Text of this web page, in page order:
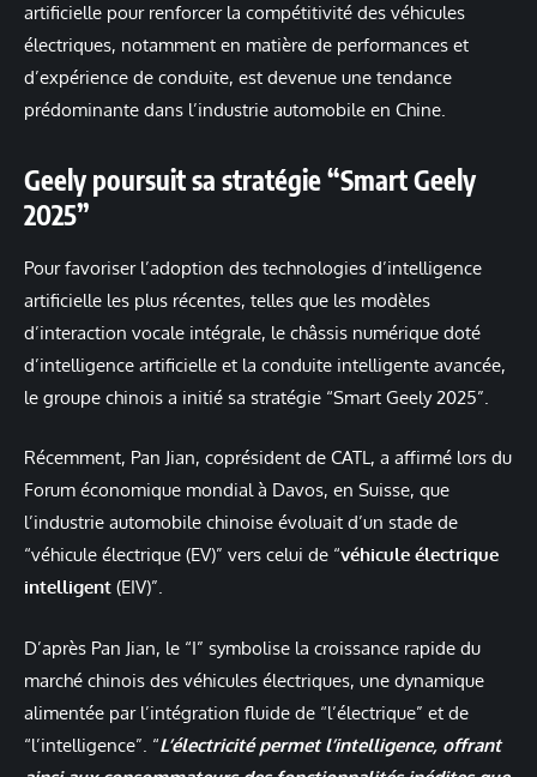
artificielle pour renforcer la compétitivité des véhicules
électriques, notamment en matière de performances et
d’expérience de conduite, est devenue une tendance
prédominante dans l’industrie automobile en Chine.
Geely poursuit sa stratégie “Smart Geely
2025”
Pour favoriser l’adoption des technologies d’intelligence
artificielle les plus récentes, telles que les modèles
d’interaction vocale intégrale, le châssis numérique doté
d’intelligence artificielle et la conduite intelligente avancée,
le groupe chinois a initié sa stratégie “Smart Geely 2025”.
Récemment, Pan Jian, coprésident de CATL, a affirmé lors du
Forum économique mondial à Davos, en Suisse, que
l’industrie automobile chinoise évoluait d’un stade de
“véhicule électrique (EV)” vers celui de “véhicule électrique
intelligent (EIV)”.
D’après Pan Jian, le “I” symbolise la croissance rapide du
marché chinois des véhicules électriques, une dynamique
alimentée par l’intégration fluide de “l’électrique” et de
“l’intelligence”. “L’électricité permet l’intelligence, offrant